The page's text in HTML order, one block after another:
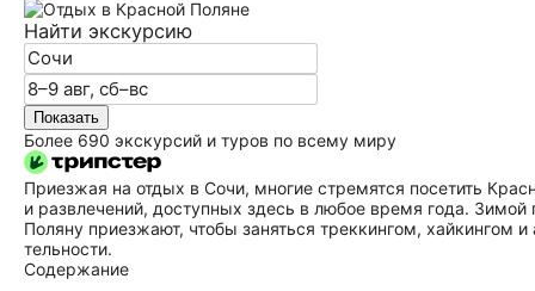
Найти экскурсию
Показать
Более 690 экскурсий и туров по всему миру
Приезжая на отдых в Сочи, многие стремятся посетить
и развлечений, доступных здесь в любое время года.
Поляну приезжают, чтобы заняться треккингом,
тель­но­сти.
Содержание